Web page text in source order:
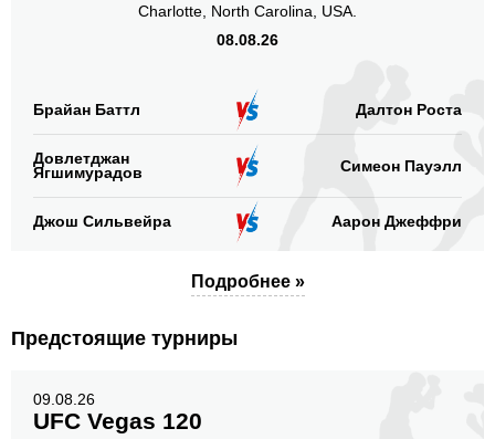
Charlotte, North Carolina, USA.
08.08.26
Брайан Баттл Далтон Роста
Довлетджан
Ягшимурадов
Симеон Пауэлл
Джош Сильвейра Аарон Джеффри
Подробнее »
Предстоящие турниры
09.08.26
UFC Vegas 120